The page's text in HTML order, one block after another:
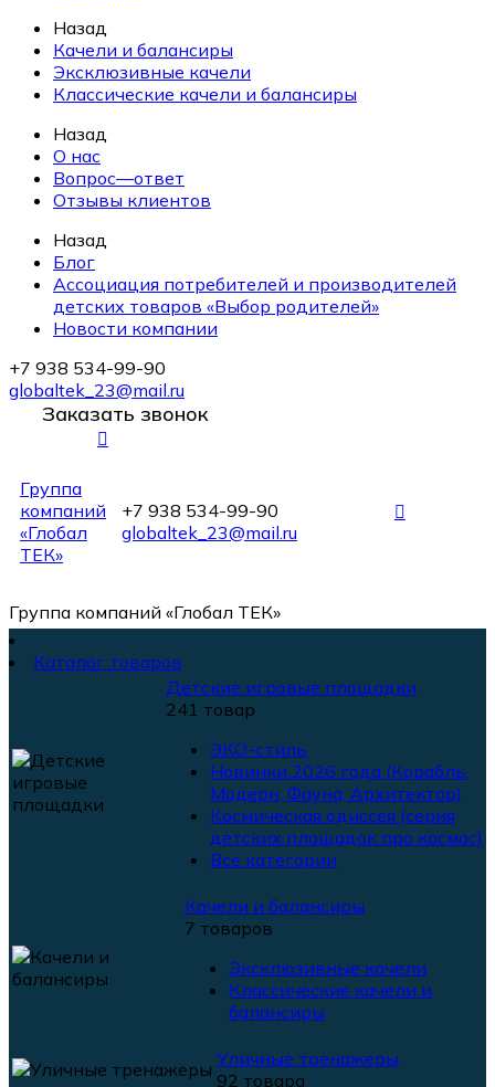
Назад
Качели и балансиры
Эксклюзивные качели
Классические качели и балансиры
Назад
О нас
Вопрос—ответ
Отзывы клиентов
Назад
Блог
Ассоциация потребителей и производителей
детских товаров «Выбор родителей»
Новости компании
+7 938 534-99-90
globaltek_23@mail.ru
Заказать звонок
Группа
компаний
«Глобал
ТЕК»
+7 938 534-99-90
globaltek_23@mail.ru
Группа компаний «Глобал ТЕК»
Каталог товаров
Детские игровые площадки
241 товар
ЭКО-стиль
Новинки 2026 года (Корабль,
Модерн, Фауна, Архитектор)
Космическая одиссея (серия
детских площадок про космос)
Все категории
Качели и балансиры
7 товаров
Эксклюзивные качели
Классические качели и
балансиры
Уличные тренажеры
92 товара